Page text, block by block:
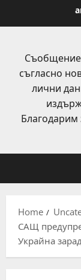
съгласно
лични
Благодарим
Home
САЩ
Украйна